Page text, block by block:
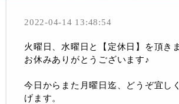
2022-04-14 13:48:54
火曜日、水曜日と【定休日】を頂き
お休みありがとうございます♪
今日からまた月曜日迄、どうぞ宜し
げます。